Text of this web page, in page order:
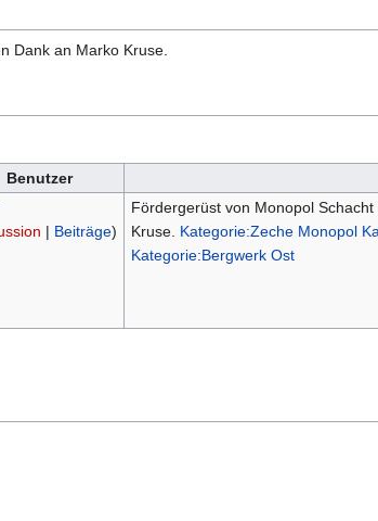
Dank an Marko Kruse.
Benutzer
| Beiträge)
Fördergerüst von Monopol
Kruse. Kategorie:Zeche Monopol
Kategorie:Bergwerk Ost